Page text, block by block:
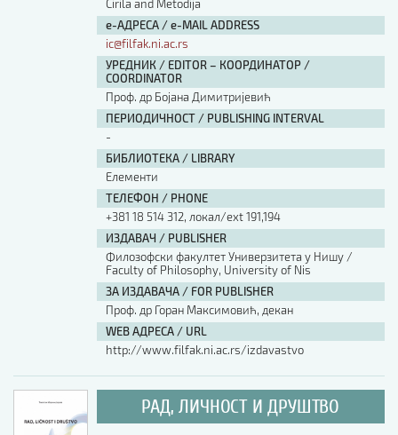
Cirila and Metodija
е-АДРЕСА / e-MAIL ADDRESS
ic@filfak.ni.ac.rs
УРЕДНИК / EDITOR – КООРДИНАТОР /
COORDINATOR
Проф. др Бојана Димитријевић
ПЕРИОДИЧНОСТ / PUBLISHING INTERVAL
-
БИБЛИОТЕКА / LIBRARY
Елементи
ТЕЛЕФОН / PHONE
+381 18 514 312, локал/ext 191,194
ИЗДАВАЧ / PUBLISHER
Филозофски факултет Универзитета у Нишу /
Faculty of Philosophy, University of Nis
ЗА ИЗДАВАЧА / FOR PUBLISHER
Проф. др Горан Максимовић, декан
WEB АДРЕСА / URL
http://www.filfak.ni.ac.rs/izdavastvo
РАД, ЛИЧНОСТ И ДРУШТВО